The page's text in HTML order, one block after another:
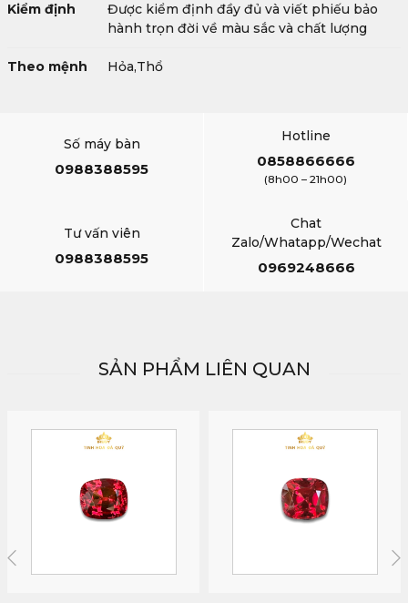
Kiểm định
Được kiểm định đầy đủ và viết phiếu bảo
hành trọn đời về màu sắc và chất lượng
Theo mệnh Hỏa,Thổ
Số máy bàn
0988388595
Hotline
0858866666
(8h00 – 21h00)
Tư vấn viên
0988388595
Chat
Zalo/Whatapp/Wechat
0969248666
SẢN PHẨM LIÊN QUAN